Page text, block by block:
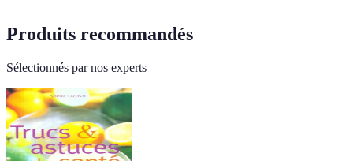
Produits recommandés
Sélectionnés par nos experts